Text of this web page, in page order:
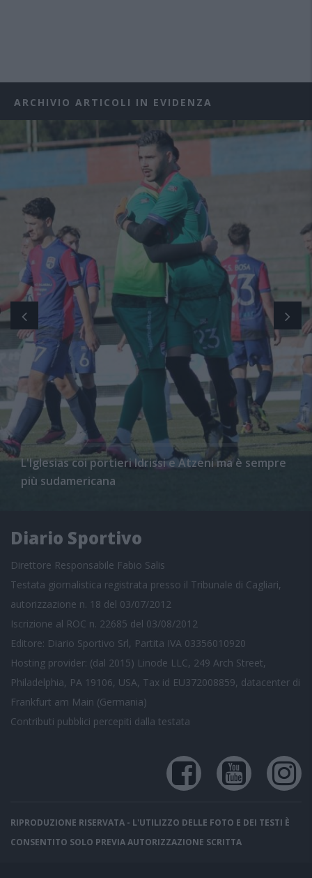
ARCHIVIO ARTICOLI IN EVIDENZA
L'Iglesias coi portieri Idrissi e Atzeni ma è sempre
più sudamericana
Diario Sportivo
Direttore Responsabile Fabio Salis
Testata giornalistica registrata presso il Tribunale di Cagliari,
autorizzazione n. 18 del 03/07/2012
Iscrizione al ROC n. 22685 del 03/08/2012
Editore: Diario Sportivo Srl, Partita IVA 03356010920
Hosting provider: (dal 2015) Linode LLC, 249 Arch Street,
Philadelphia, PA 19106, USA, Tax id EU372008859, datacenter di
Frankfurt am Main (Germania)
Contributi pubblici percepiti dalla testata
RIPRODUZIONE RISERVATA - L'UTILIZZO DELLE FOTO E DEI TESTI È
CONSENTITO SOLO PREVIA AUTORIZZAZIONE SCRITTA